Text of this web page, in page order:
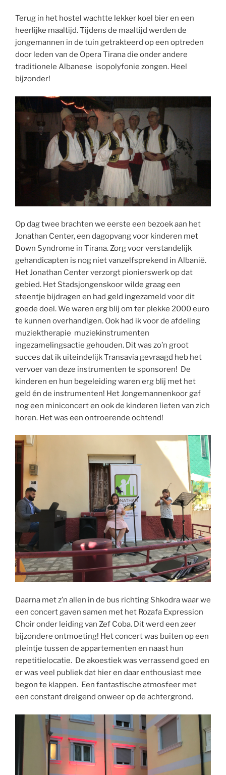
Terug in het hostel wachtte lekker koel bier en een
heerlijke maaltijd. Tijdens de maaltijd werden de
jongemannen in de tuin getrakteerd op een optreden
door leden van de Opera Tirana die onder andere
traditionele Albanese isopolyfonie zongen. Heel
bijzonder!
Op dag twee brachten we eerste een bezoek aan het
Jonathan Center, een dagopvang voor kinderen met
Down Syndrome in Tirana. Zorg voor verstandelijk
gehandicapten is nog niet vanzelfsprekend in Albanië.
Het Jonathan Center verzorgt pionierswerk op dat
gebied. Het Stadsjongenskoor wilde graag een
steentje bijdragen en had geld ingezameld voor dit
goede doel. We waren erg blij om ter plekke 2000 euro
te kunnen overhandigen. Ook had ik voor de afdeling
muziektherapie muziekinstrumenten
ingezamelingsactie gehouden. Dit was zo’n groot
succes dat ik uiteindelijk Transavia gevraagd heb het
vervoer van deze instrumenten te sponsoren! De
kinderen en hun begeleiding waren erg blij met het
geld én de instrumenten! Het Jongemannenkoor gaf
nog een miniconcert en ook de kinderen lieten van zich
horen. Het was een ontroerende ochtend!
Daarna met z’n allen in de bus richting Shkodra waar we
een concert gaven samen met het Rozafa Expression
Choir onder leiding van Zef Coba. Dit werd een zeer
bijzondere ontmoeting! Het concert was buiten op een
pleintje tussen de appartementen en naast hun
repetitielocatie. De akoestiek was verrassend goed en
er was veel publiek dat hier en daar enthousiast mee
begon te klappen. Een fantastische atmosfeer met
een constant dreigend onweer op de achtergrond.